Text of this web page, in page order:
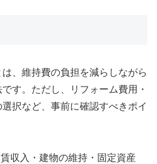
、維持費の負担を減らしながら
す。ただし、リフォーム費用・
択など、事前に確認すべきポイ
収入・建物の維持・固定資産